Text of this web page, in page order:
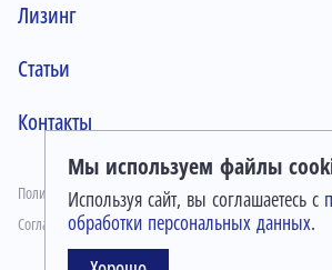
Лизинг
Статьи
Контакты
Политика конфиденциальности
Согласие на обработку персональных данных
Мы используем файлы
Используя сайт, вы соглашаетесь с
обработки персональных данных.